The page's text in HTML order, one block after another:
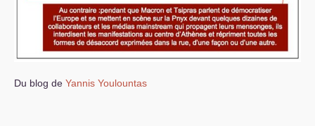
Du blog de Yannis Youlountas